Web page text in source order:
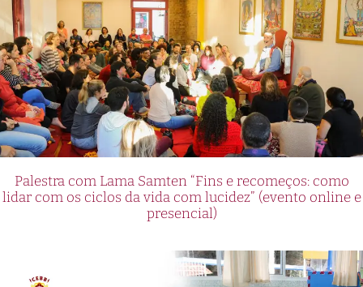
Palestra com Lama Samten “Fins e recomeços: como
lidar com os ciclos da vida com lucidez” (evento online e
presencial)